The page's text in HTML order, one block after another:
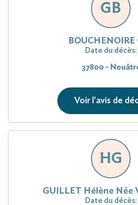
GB
BOUCHENOIRE
Date du décès:
37800 -
Voir l'avis de
HG
GUILLET Hélène Née
Date du décès: